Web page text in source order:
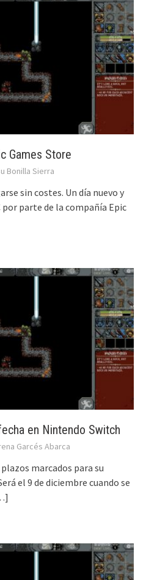
Games Store
Bonilla Sierra
sin costes. Un día nuevo y
parte de la compañía Epic
en Nintendo Switch
Garcés Abarca
marcados para su
el 9 de diciembre cuando se